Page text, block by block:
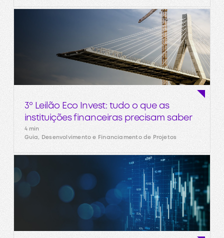
3º Leilão Eco Invest: tudo o que as
instituições financeiras precisam saber
4 min
Guia, Desenvolvimento e Financiamento de Projetos